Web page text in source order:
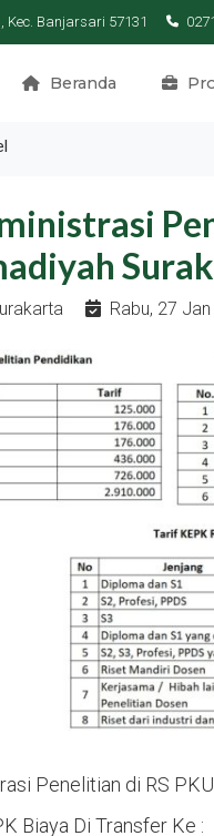
Kec. Banjarsari 57131
Beranda
Rabu, 27 Jan
Biaya Di Transfer Ke :